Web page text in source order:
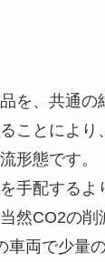
を、共通の
ことにより
形態です。
手配するよ
然CO2の削
車両で少量